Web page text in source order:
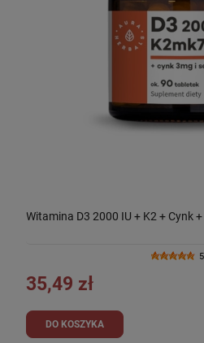
Witamina D3 2000 IU + K2 + Cynk
35,49 zł
DO KOSZYKA